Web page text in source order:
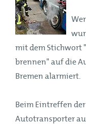
mit dem Stichwort
brennen" auf die
Bremen alarmiert.
Beim Eintreffen
Autotransporter